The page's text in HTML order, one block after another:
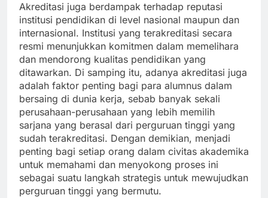
Akreditasi juga berdampak terhadap reputasi
institusi pendidikan di level nasional maupun dan
internasional. Institusi yang terakreditasi secara
resmi menunjukkan komitmen dalam memelihara
dan mendorong kualitas pendidikan yang
ditawarkan. Di samping itu, adanya akreditasi juga
adalah faktor penting bagi para alumnus dalam
bersaing di dunia kerja, sebab banyak sekali
perusahaan-perusahaan yang lebih memilih
sarjana yang berasal dari perguruan tinggi yang
sudah terakreditasi. Dengan demikian, menjadi
penting bagi setiap orang dalam civitas akademika
untuk memahami dan menyokong proses ini
sebagai suatu langkah strategis untuk mewujudkan
perguruan tinggi yang bermutu.